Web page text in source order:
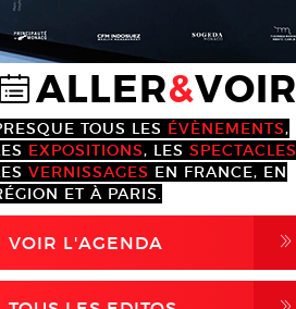
@ALLER&VOIR
TOUS LES ÉVÈNEMENTS,
EXPOSITIONS, LES SPECTACLES
VERNISSAGES EN FRANCE, EN
ET À PARIS.
VOIR L'AGENDA ,